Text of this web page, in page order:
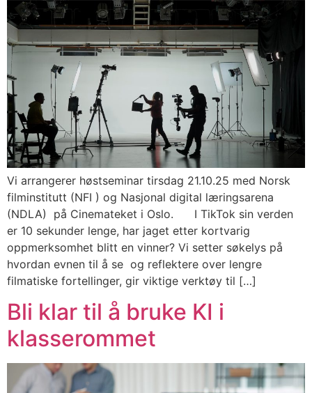
Vi arrangerer høstseminar tirsdag 21.10.25 med Norsk
filminstitutt (NFI ) og Nasjonal digital læringsarena
(NDLA) på Cinemateket i Oslo. I TikTok sin verden
er 10 sekunder lenge, har jaget etter kortvarig
oppmerksomhet blitt en vinner? Vi setter søkelys på
hvordan evnen til å se og reflektere over lengre
filmatiske fortellinger, gir viktige verktøy til […]
Bli klar til å bruke KI i
klasserommet